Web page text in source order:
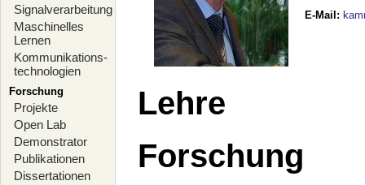
Signalverarbeitung
Maschinelles
Lernen
Kommunikations-
technologien
Forschung
Projekte
Open Lab
Demonstrator
Publikationen
Dissertationen
E-Mail :
Lehre
Forschung